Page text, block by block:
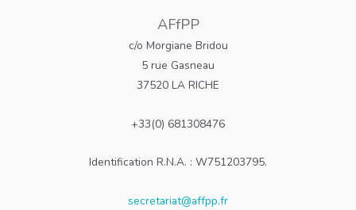
AFfPP
c/o Morgiane Bridou
5 rue Gasneau
37520 LA RICHE
+33(0) 681308476
Identification R.N.A. : W751203795.
secretariat@affpp.fr